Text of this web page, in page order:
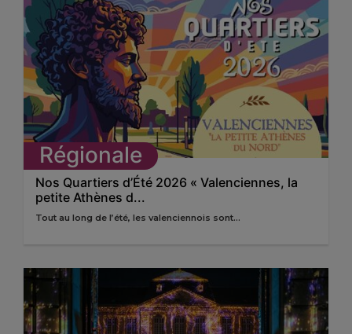
Régionale
Nos Quartiers d’Été 2026 « Valenciennes, la
petite Athènes d...
Tout au long de l’été, les valenciennois sont...